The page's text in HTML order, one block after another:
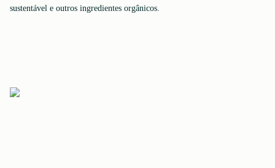
sustentável e outros ingredientes orgânicos.